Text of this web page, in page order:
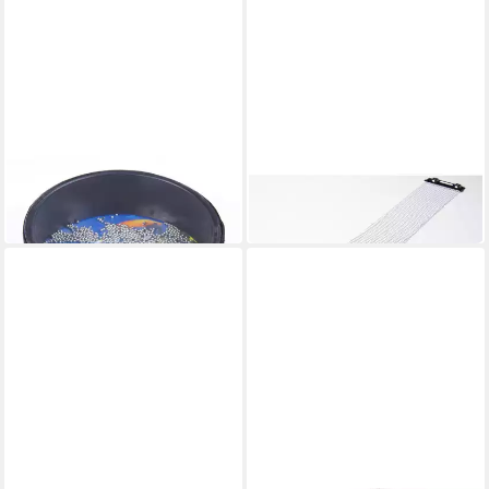
Trommel
10,90 €
in 2-3 Werktagen bei dir in 2-3 Werktagen bei dir